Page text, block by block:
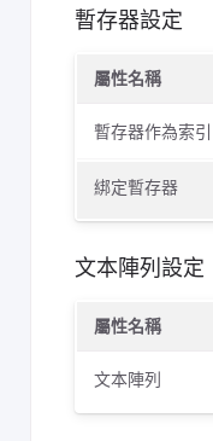
暫存器設定
屬性名稱
暫存器作為索引
綁定暫存器
文本陣列設定
屬性名稱
文本陣列